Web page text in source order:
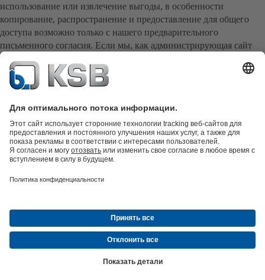
использование или извлечение выгоды, в особенности
копирование, распространение и предоставление для общего
доступа возможно только с нашего предварительного
письменного согласия. Если мы, как администрирующая сайт
организация, не обладаем авторскими правами на содержание,
действуют авторские права третьих лиц.
Освобождение от ответственности